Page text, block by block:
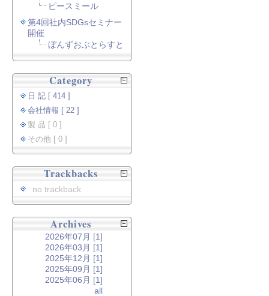
ピースミール
第4回社内SDGsセミナー
開催
ぼんずおぶとらすと
Category
日 記 [ 414 ]
会社情報 [ 22 ]
製 品 [ 0 ]
その他 [ 0 ]
Trackbacks
no trackback
Archives
2026年07月 [1]
2026年03月 [1]
2025年12月 [1]
2025年09月 [1]
2025年06月 [1]
all